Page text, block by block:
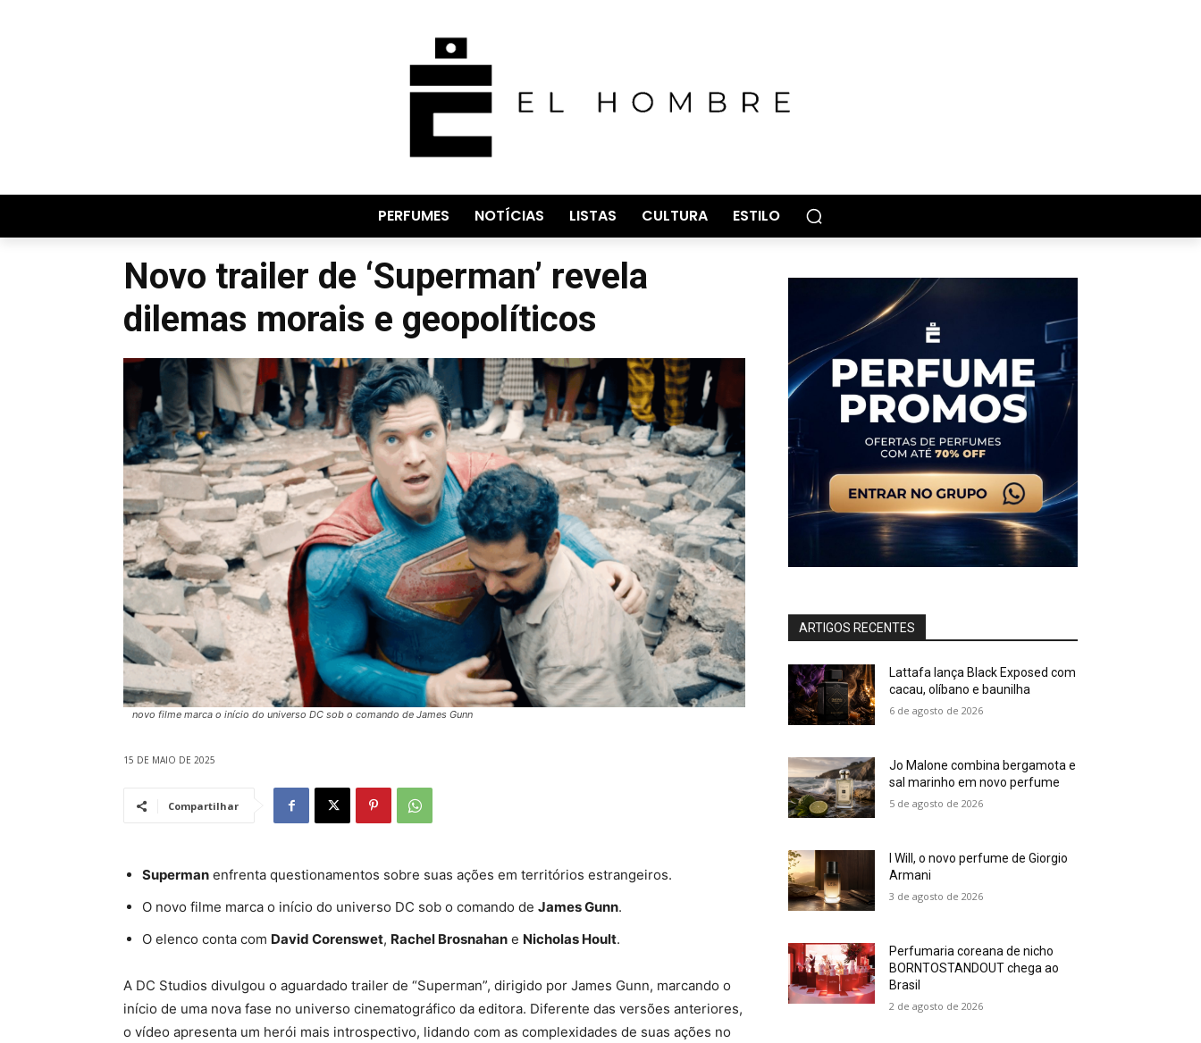
PERFUMES NOTÍCIAS LISTAS CULTURA ESTILO
Novo trailer de ‘Superman’ revela
dilemas morais e geopolíticos
novo filme marca o início do universo DC sob o comando de James Gunn
15 DE MAIO DE 2025
Compartilhar
Superman enfrenta questionamentos sobre suas ações em territórios estrangeiros.
O novo filme marca o início do universo DC sob o comando de James Gunn.
O elenco conta com David Corenswet, Rachel Brosnahan e Nicholas Hoult.
A DC Studios divulgou o aguardado trailer de “Superman”, dirigido por James Gunn, marcando o
início de uma nova fase no universo cinematográfico da editora. Diferente das versões anteriores,
o vídeo apresenta um herói mais introspectivo, lidando com as complexidades de suas ações no
ARTIGOS RECENTES
Lattafa lança Black Exposed com
cacau, olíbano e baunilha
6 de agosto de 2026
Jo Malone combina bergamota e
sal marinho em novo perfume
5 de agosto de 2026
I Will, o novo perfume de Giorgio
Armani
3 de agosto de 2026
Perfumaria coreana de nicho
BORNTOSTANDOUT chega ao
Brasil
2 de agosto de 2026